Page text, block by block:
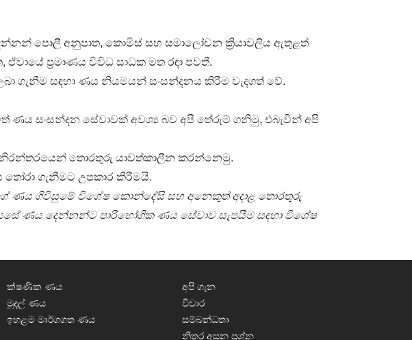
පොලී අනුපාත, කොමිස් සහ සමාලෝචන ක්‍රියාවලිය ඇතුළත්
ප්‍රමාණය විවිධ සාධක මත රඳා පවතී.
ගැනීම සඳහා ණය නියමයන් සංසන්දනය කිරීම වැදගත් වේ.
ණය සංසන්දන සේවාවක් අවශ්‍ය බව අපි තේරුම් ගනිමු, එබැවින් අපි
තොරතුරු යාවත්කාලීන කරන්නෙමු.
ගැනීමට උපකාර කිරීමයි.
ණය ගිවිසුමේ විශේෂ කොන්දේසි සහ අනෙකුත් අදාළ තොරතුරු
ණය දෙන්නන්ට පාරිභෝගික ණය සේවාව සැපයීම සඳහා විශේෂ
ක්ෂණික ණය
මුදල් ණය
ඉහළම මාර්ගගත ණය
අපි ගැන
විචාර
සම්බන්ධතා
නිතර අසන ප්‍රශ්න